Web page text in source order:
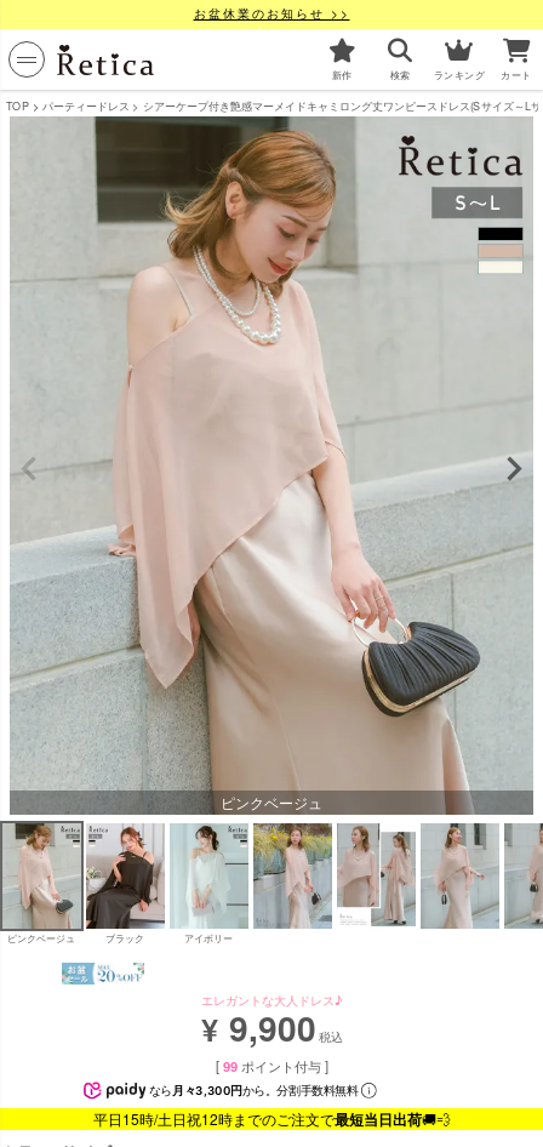
お盆休業のお知らせ >>
新作 検索 ランキング カート
TOP パーティードレス シアーケープ付き艶感マーメイドキャミロング丈ワンピースドレス(Sサイズ～L
ピンクベージュ
ピンクベージュ ブラック アイボリー
エレガントな大人ドレス♪
¥ 9,900 税込
[ 99 ポイント付与 ]
なら 月々3,300円から。分割手数料無料
平日15時/土日祝12時までのご注文で最短当日出荷🚚💨